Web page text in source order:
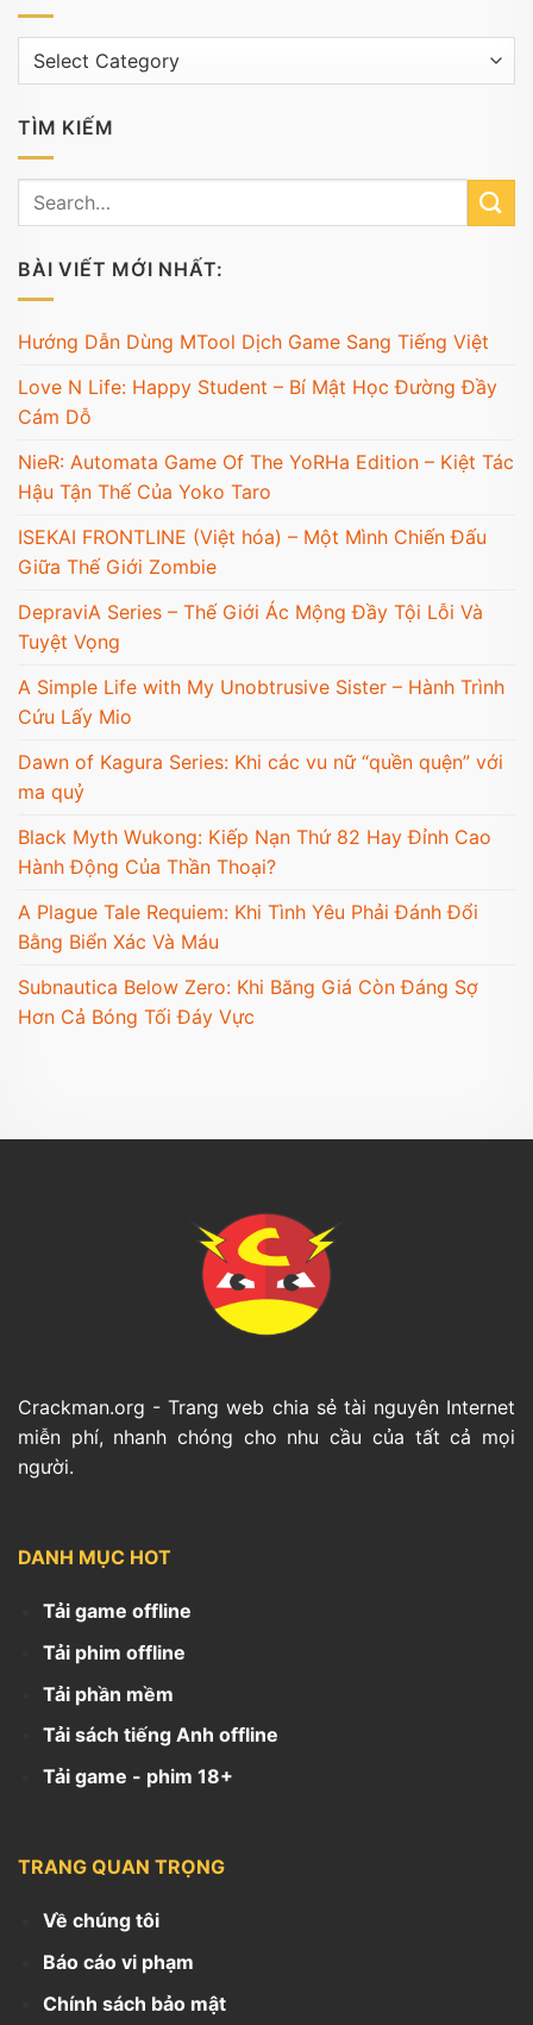
Trương
TÌM KIẾM
BÀI VIẾT MỚI NHẤT:
Hướng Dẫn Dùng MTool Dịch Game Sang Tiếng Việt
Love N Life: Happy Student – Bí Mật Học Đường Đầy
Cám Dỗ
NieR: Automata Game Of The YoRHa Edition – Kiệt Tác
Hậu Tận Thế Của Yoko Taro
ISEKAI FRONTLINE (Việt hóa) – Một Mình Chiến Đấu
Giữa Thế Giới Zombie
DepraviA Series – Thế Giới Ác Mộng Đầy Tội Lỗi Và
Tuyệt Vọng
A Simple Life with My Unobtrusive Sister – Hành Trình
Cứu Lấy Mio
Dawn of Kagura Series: Khi các vu nữ “quền quện” với
ma quỷ
Black Myth Wukong: Kiếp Nạn Thứ 82 Hay Đỉnh Cao
Hành Động Của Thần Thoại?
A Plague Tale Requiem: Khi Tình Yêu Phải Đánh Đổi
Bằng Biển Xác Và Máu
Subnautica Below Zero: Khi Băng Giá Còn Đáng Sợ
Hơn Cả Bóng Tối Đáy Vực
Crackman.org - Trang web chia sẻ tài nguyên Internet
miễn phí, nhanh chóng cho nhu cầu của tất cả mọi
người.
DANH MỤC HOT
Tải game offline
Tải phim offline
Tải phần mềm
Tải sách tiếng Anh offline
Tải game - phim 18+
TRANG QUAN TRỌNG
Về chúng tôi
Báo cáo vi phạm
Chính sách bảo mật